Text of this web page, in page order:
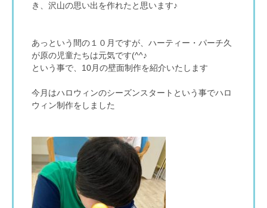
き、沢山の思い出を作れたと思います♪
あっという間の１０月ですが、ハーティー・パーチ久
が原の児童たちは元気です(^^♪
という事で、10月の壁面制作を紹介いたします
今月はハロウィンのシーズンスタートという事でハロ
ウィン制作をしました